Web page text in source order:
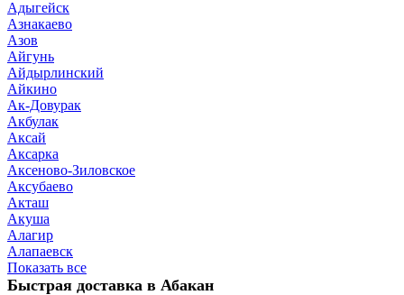
Адыгейск
Азнакаево
Азов
Айгунь
Айдырлинский
Айкино
Ак-Довурак
Акбулак
Аксай
Аксарка
Аксеново-Зиловское
Аксубаево
Акташ
Акуша
Алагир
Алапаевск
Показать все
Быстрая доставка в Абакан